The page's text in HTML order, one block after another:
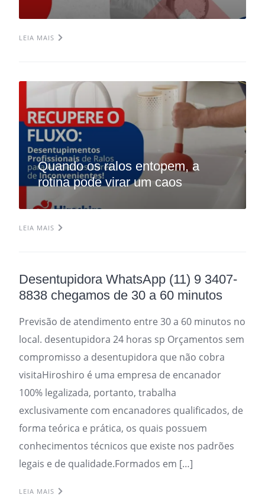
LEIA MAIS
Quando os ralos entopem, a
rotina pode virar um caos
LEIA MAIS
Desentupidora WhatsApp (11) 9 3407-
8838 chegamos de 30 a 60 minutos
Previsão de atendimento entre 30 a 60 minutos no
local. desentupidora 24 horas sp Orçamentos sem
compromisso a desentupidora que não cobra
visitaHiroshiro é uma empresa de encanador
100% legalizada, portanto, trabalha
exclusivamente com encanadores qualificados, de
forma teórica e prática, os quais possuem
conhecimentos técnicos que existe nos padrões
legais e de qualidade.Formados em […]
LEIA MAIS